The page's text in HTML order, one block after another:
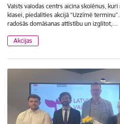
Valsts valodas centrs aicina skolēnus,
klasei, piedalīties akcijā “Uzzīmē
radošās domāšanas attīstību un izglītot,…
Akcijas